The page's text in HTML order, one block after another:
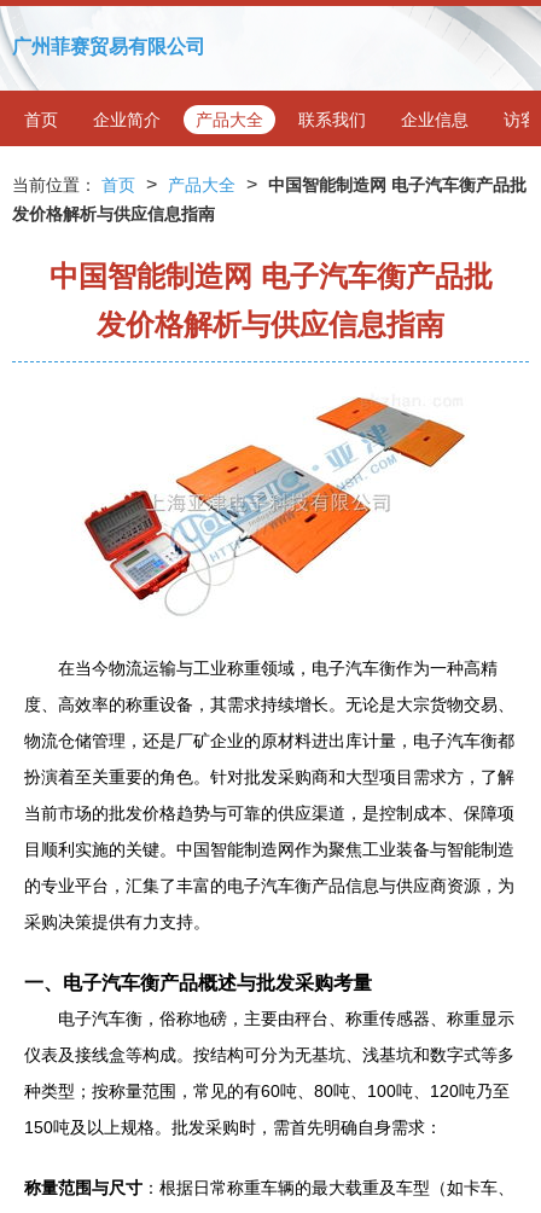
广州菲赛贸易有限公司
首页 企业简介 产品大全 联系我们 企业信息 访客
当前位置： 首页 > 产品大全 > 中国智能制造网 电子汽车衡产品批
发价格解析与供应信息指南
中国智能制造网 电子汽车衡产品批
发价格解析与供应信息指南
在当今物流运输与工业称重领域，电子汽车衡作为一种高精
度、高效率的称重设备，其需求持续增长。无论是大宗货物交易、
物流仓储管理，还是厂矿企业的原材料进出库计量，电子汽车衡都
扮演着至关重要的角色。针对批发采购商和大型项目需求方，了解
当前市场的批发价格趋势与可靠的供应渠道，是控制成本、保障项
目顺利实施的关键。中国智能制造网作为聚焦工业装备与智能制造
的专业平台，汇集了丰富的电子汽车衡产品信息与供应商资源，为
采购决策提供有力支持。
一、电子汽车衡产品概述与批发采购考量
电子汽车衡，俗称地磅，主要由秤台、称重传感器、称重显示
仪表及接线盒等构成。按结构可分为无基坑、浅基坑和数字式等多
种类型；按称量范围，常见的有60吨、80吨、100吨、120吨乃至
150吨及以上规格。批发采购时，需首先明确自身需求：
称量范围与尺寸 ：根据日常称重车辆的最大载重及车型（如卡车、